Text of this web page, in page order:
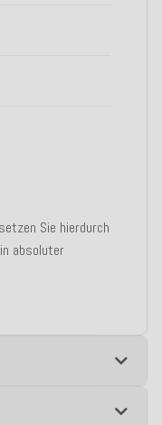
Sie hierdurch
absoluter